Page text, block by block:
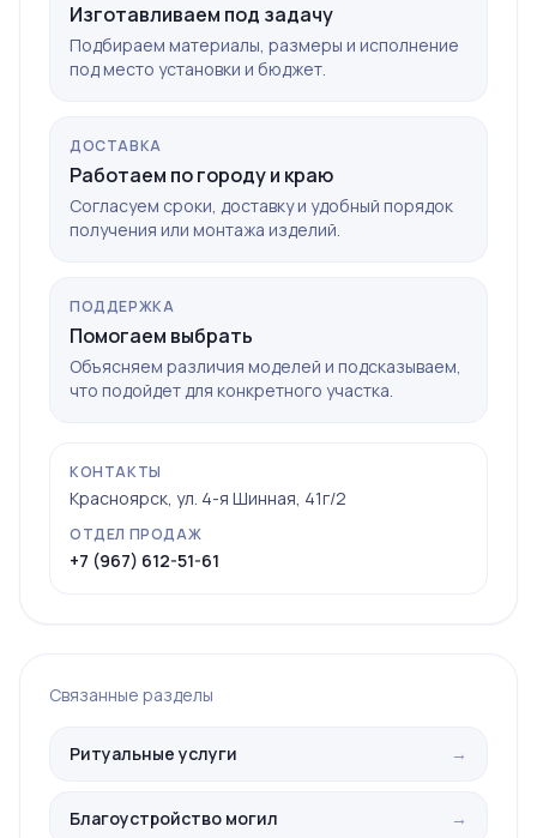
Изготавливаем под задачу
Подбираем материалы, размеры и исполнение
под место установки и бюджет.
ДОСТАВКА
Работаем по городу и краю
Согласуем сроки, доставку и удобный порядок
получения или монтажа изделий.
ПОДДЕРЖКА
Помогаем выбрать
Объясняем различия моделей и подсказываем,
что подойдет для конкретного участка.
КОНТАКТЫ
Красноярск, ул. 4-я Шинная, 41г/2
ОТДЕЛ ПРОДАЖ
+7 (967) 612-51-61
Связанные разделы
Ритуальные услуги →
Благоустройство могил →